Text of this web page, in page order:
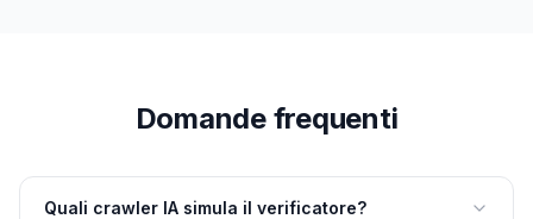
Domande frequenti
Quali crawler IA simula il verificatore?